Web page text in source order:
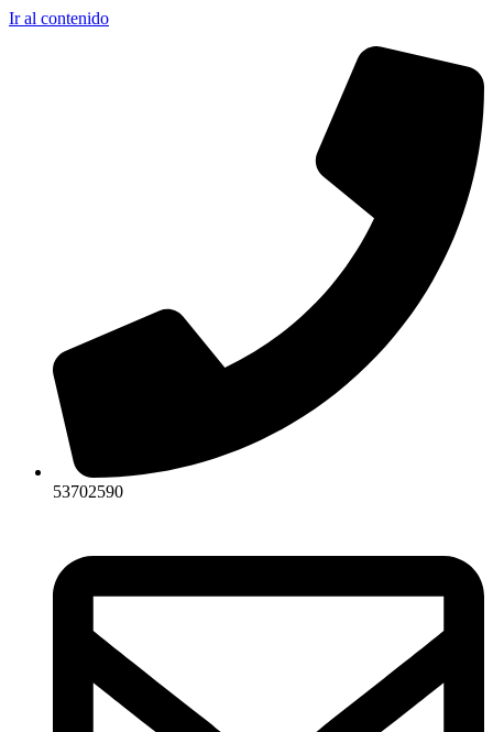
Ir al contenido
53702590